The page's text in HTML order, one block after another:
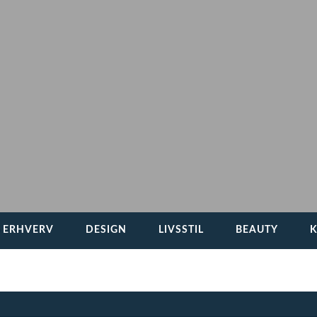
ERHVERV DESIGN LIVSSTIL BEAUTY